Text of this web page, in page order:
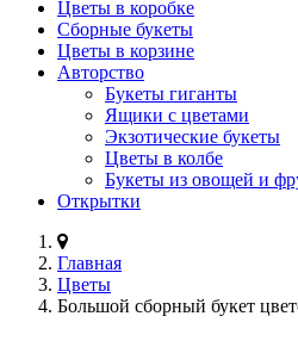
Цветы в коробке
Сборные букеты
Цветы в корзине
Авторство
Букеты гиганты
Ящики с цветами
Экзотические букеты
Цветы в колбе
Букеты из овощей и
Открытки
Главная
Цветы
Большой сборный букет